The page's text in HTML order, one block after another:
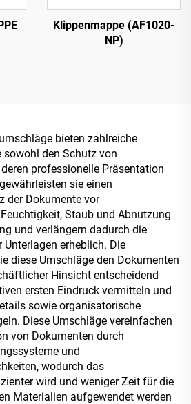
Klippenmappe (AF1020-
NP)
bieten zahlreiche
sowohl den Schutz von
professionelle Präsentation
sie einen
der Dokumente vor
Staub und Abnutzung
und verlängern dadurch die
erheblich. Die
diese Umschläge den Dokumenten
Hinsicht entscheidend
ersten Eindruck vermitteln und
sowie organisatorische
Diese Umschläge vereinfachen
von Dokumenten durch
und
wodurch das
wird und weniger Zeit für die
Materialien aufgewendet werden